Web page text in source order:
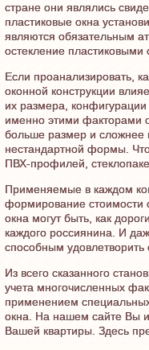
стране они являлись
пластиковые окна
являются обязательным
остекление пластиковыми
Если проанализировать,
оконной конструкции
их размера,
именно этими факторами
больше размер и сложнее
нестандартной формы.
ПВХ-профилей,
Применяемые в каждом
формирование стоимости
окна могут быть, как
каждого россиянина. И
способным
Из всего сказанного
учета многочисленных
применением
окна. На нашем сайте Вы
Вашей квартиры. Здесь